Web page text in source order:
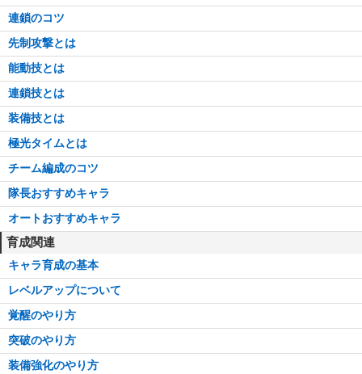
連鎖のコツ
先制攻撃とは
能動技とは
連鎖技とは
装備技とは
極光タイムとは
チーム編成のコツ
隊長おすすめキャラ
オートおすすめキャラ
育成関連
キャラ育成の基本
レベルアップについて
覚醒のやり方
突破のやり方
装備強化のやり方